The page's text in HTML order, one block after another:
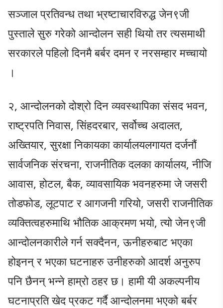
सञ्जाल प्रतिवन्ध तथा भ्रष्टाचारविरुद्ध जेन९जी
पुस्ताले सुरु गरेको आन्दोलन सही थियो तर त्यसमाथी
सरकारले पहिलो दिनमै बर्बर दमन र नरसम्हार मच्चायो
।
२, आन्दोलनको दोश्रो दिन व्यवस्थापिका संसद भवन,
राष्ट्रपति निवास, सिंहदरबार, सर्वोच्च अदालत,
अख्तियार, सुरक्षा निकायका कार्यालयलगायत दर्जनौं
सार्वजनिक संरचना, राजनीतिक दलका कार्यालय, नीजि
आवास, होटल, बैक, व्यावसायिक भवनहरुमा जे जसरी
तोडफोड, लूटपाट र आगजनी गरियो, जसरी राजनीतिक
व्यक्तित्वहरुमाथि भौतिक आक्रमण भयो, त्यो जेन९जी
आन्दोलनकारीले गर्न सक्दैनन, ऊनीहरुबाट भएका
होइनन् र भएका घटनाहरु उनीहरुको आदर्श अनुरुप
पनि छैनन् भन्ने हाम्रो ठहर छ। हामी यी अकल्पनीय
घटनाप्रति खेद प्रकट गर्दै आन्दोलनमा भएको बर्बर